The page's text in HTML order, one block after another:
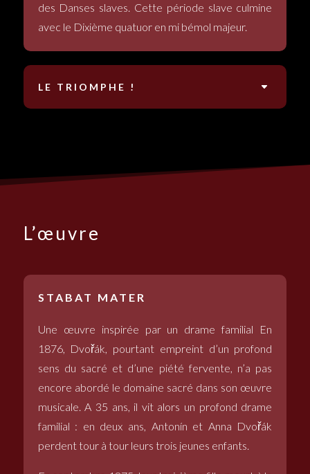
des Danses slaves. Cette période slave culmine
avec le Dixième quatuor en mi bémol majeur.
LE TRIOMPHE !
L’œuvre
STABAT MATER
Une œuvre inspirée par un drame familial En
1876, Dvořák, pourtant empreint d’un profond
sens du sacré et d’une piété fervente, n’a pas
encore abordé le domaine sacré dans son œuvre
musicale. A 35 ans, il vit alors un profond drame
familial : en deux ans, Antonín et Anna Dvořák
perdent tour à tour leurs trois jeunes enfants.